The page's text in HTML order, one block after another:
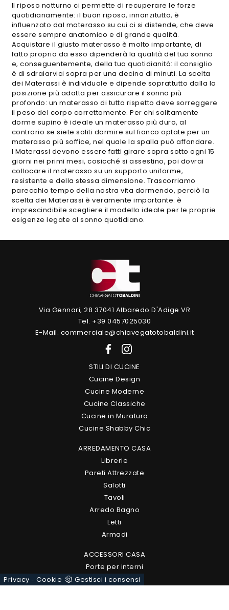
Il riposo notturno ci permette di recuperare le forze
quotidianamente: il buon riposo, innanzitutto, è
influenzato dal materasso su cui ci si distende, che deve
essere sempre anatomico e di grande qualità.
Acquistare il giusto materasso è molto importante, di
fatto proprio da esso dipenderà la qualità del tuo sonno
e, conseguentemente, della tua quotidianità: il consiglio
è di sdraiarvici sopra per una decina di minuti. La scelta
dei Materassi è individuale e dipende soprattutto dalla la
posizione più adatta per assicurare il sonno più
profondo: un materasso di tutto rispetto deve sorreggere
il peso del corpo correttamente. Per chi solitamente
dorme supino è ideale un materasso più duro, al
contrario se siete soliti dormire sul fianco optate per un
materasso più soffice, nel quale la spalla può affondare.
I Materassi devono essere fatti girare sopra sotto ogni 15
giorni nei primi mesi, cosicché si assestino, poi dovrai
collocare il materasso su un supporto uniforme,
resistente e della stessa dimensione. Trascorriamo
parecchio tempo della nostra vita dormendo, perciò la
scelta dei Materassi è veramente importante: è
imprescindibile scegliere il modello ideale per le proprie
esigenze legate al sonno quotidiano.
Via Gennari, 28 37041 Albaredo D'Adige VR
Tel. +39 0457025030
E-Mail. commerciale@chiavegatotobaldini.it
STILI DI CUCINE
Cucine Design
Cucine Moderne
Cucine Classiche
Cucine in Muratura
Cucine Shabby Chic
ARREDAMENTO CASA
Librerie
Pareti Attrezzate
Salotti
Tavoli
Arredo Bagno
Letti
Armadi
ACCESSORI CASA
Porte per interni
Illuminazione
Privacy - Cookie Gestisci i consensi